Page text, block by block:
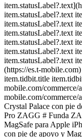
item.statusLabel?.text
item.statusLabel?.text
item.statusLabel?.text
item.statusLabel?.text
item.statusLabel?.text
item.statusLabel?.text
(https://es.t-
item.tidbit.title
mobile.com/commerce/
mobile.com/commerce/
Crystal Palace con pie
Pro ZAGG # Funda
MagSafe para Apple
con pie de apoyo y